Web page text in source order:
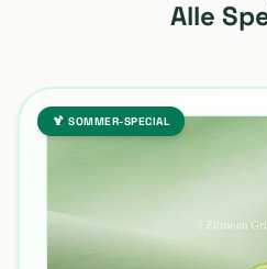
RICE BOWL
Alle